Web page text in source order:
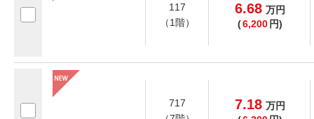
117
（1階）
6.68 万円
(6,200 円)
717
7.18 万円